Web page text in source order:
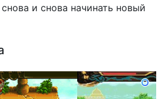
и снова начинать новый